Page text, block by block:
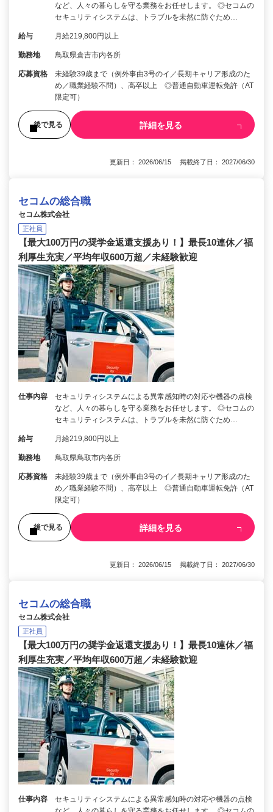
など、人々の暮らしを守る業務をお任せします。 ◎セコムの
セキュリティシステムは、トラブルを未然に防ぐため…
給与 月給219,800円以上
勤務地 鳥取県倉吉市内各所
応募資格
未経験39歳まで（例外事由3号のイ／長期キャリア形成のた
め／職業経験不問）、高卒以上 ◎普通自動車運転免許（AT
限定可）
後で見る 詳細を見る
更新日： 2026/06/15 掲載終了日： 2027/06/30
セコムの総合職
セコム株式会社
正社員
【最大100万円の奨学金返還支援あり！】最長10連休／福
利厚生充実／平均年収600万超／未経験歓迎
仕事内容
セキュリティシステムによる異常感知時の対応や機器の点検
など、人々の暮らしを守る業務をお任せします。 ◎セコムの
セキュリティシステムは、トラブルを未然に防ぐため…
給与 月給219,800円以上
勤務地 鳥取県鳥取市内各所
応募資格
未経験39歳まで（例外事由3号のイ／長期キャリア形成のた
め／職業経験不問）、高卒以上 ◎普通自動車運転免許（AT
限定可）
後で見る 詳細を見る
更新日： 2026/06/15 掲載終了日： 2027/06/30
セコムの総合職
セコム株式会社
正社員
【最大100万円の奨学金返還支援あり！】最長10連休／福
利厚生充実／平均年収600万超／未経験歓迎
仕事内容
セキュリティシステムによる異常感知時の対応や機器の点検